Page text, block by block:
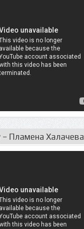
– Пламена Халачева